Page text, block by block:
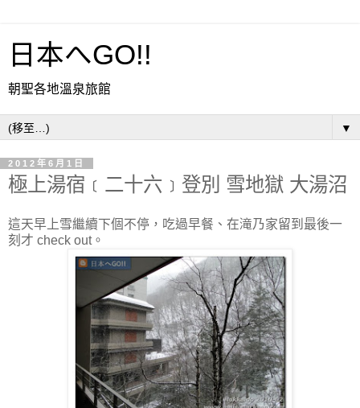
日本へGO!!
朝聖各地溫泉旅館
▼
2012年6月1日
極上湯宿﹝二十六﹞登別 雪地獄 大湯沼
這天早上雪繼續下個不停，吃過早餐、在滝乃家留到最後一
刻才 check out。